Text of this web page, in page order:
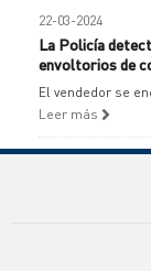
22-03-2024
La Policía
envoltorios de
El vendedor se
Leer más